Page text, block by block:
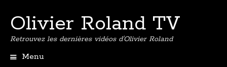
Olivier Roland TV
Retrouvez les dernières vidéos d'Olivier Roland
Menu